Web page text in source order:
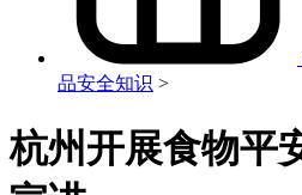
品安全知识 >
杭州开展食物平